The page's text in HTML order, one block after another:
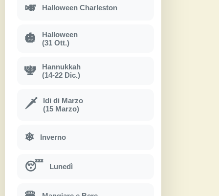
🎺 Halloween Charleston
🎃
Halloween
(31 Ott.)
🕎
Hannukkah
(14-22 Dic.)
🗡
Idi di Marzo
(15 Marzo)
❄ Inverno
😴 Lunedì